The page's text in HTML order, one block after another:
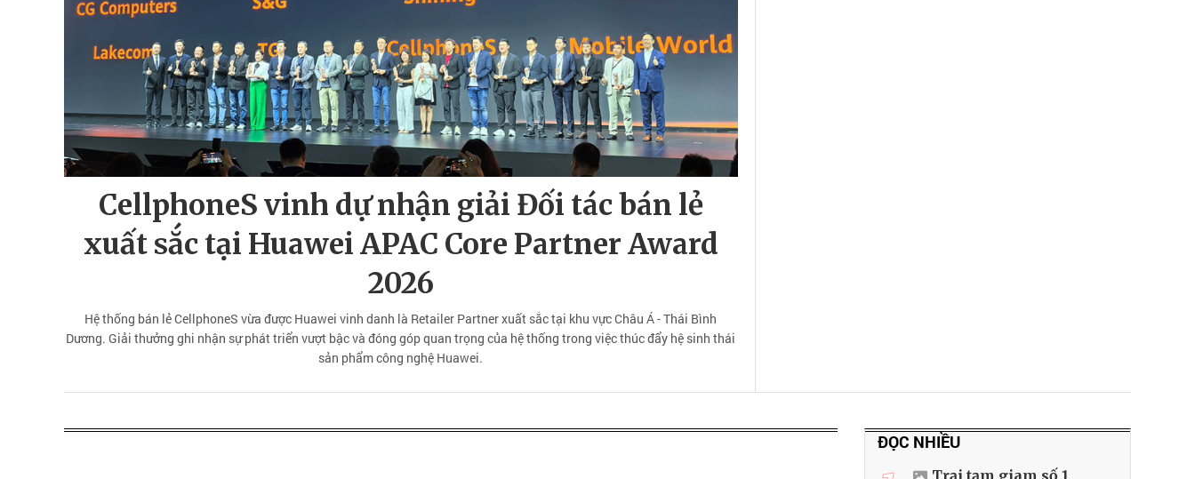
CellphoneS vinh dự nhận giải Đối tác bán lẻ
xuất sắc tại Huawei APAC Core Partner Award
2026
Hệ thống bán lẻ CellphoneS vừa được Huawei vinh danh là Retailer Partner xuất sắc tại khu vực Châu Á - Thái Bình
Dương. Giải thưởng ghi nhận sự phát triển vượt bậc và đóng góp quan trọng của hệ thống trong việc thúc đẩy hệ sinh thái
sản phẩm công nghệ Huawei.
ĐỌC NHIỀU